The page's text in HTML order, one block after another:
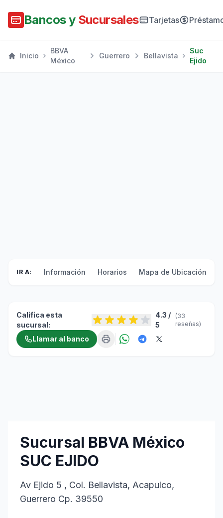
Bancos y Sucursales Tarjetas
Inicio
BBVA
México
Guerrero Bellavista
Suc
Ejido
IR A: Información Horarios Mapa de Ubicación
Califica esta
sucursal:
4.3 /
5
(33
reseñas)
Llamar al banco
Sucursal BBVA México
SUC EJIDO
Av Ejido 5 , Col. Bellavista, Acapulco,
Guerrero Cp. 39550